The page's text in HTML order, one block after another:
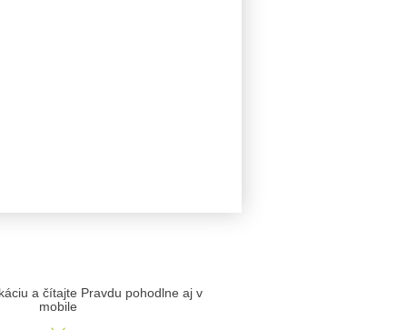
a čítajte Pravdu pohodlne aj v
mobile